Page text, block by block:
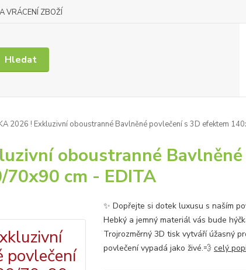
VRÁCENÍ ZBOŽÍ
Hledat
2026 ! Exkluzivní oboustranné Bavlněné povlečení s 3D efektem
oboustranné
cm - EDITA
✨ Dopřejte si dotek luxusu s naším
Hebký a jemný materiál vás bude
Trojrozměrný 3D tisk vytváří úžasný
povlečení vypadá jako živé.💨 celý